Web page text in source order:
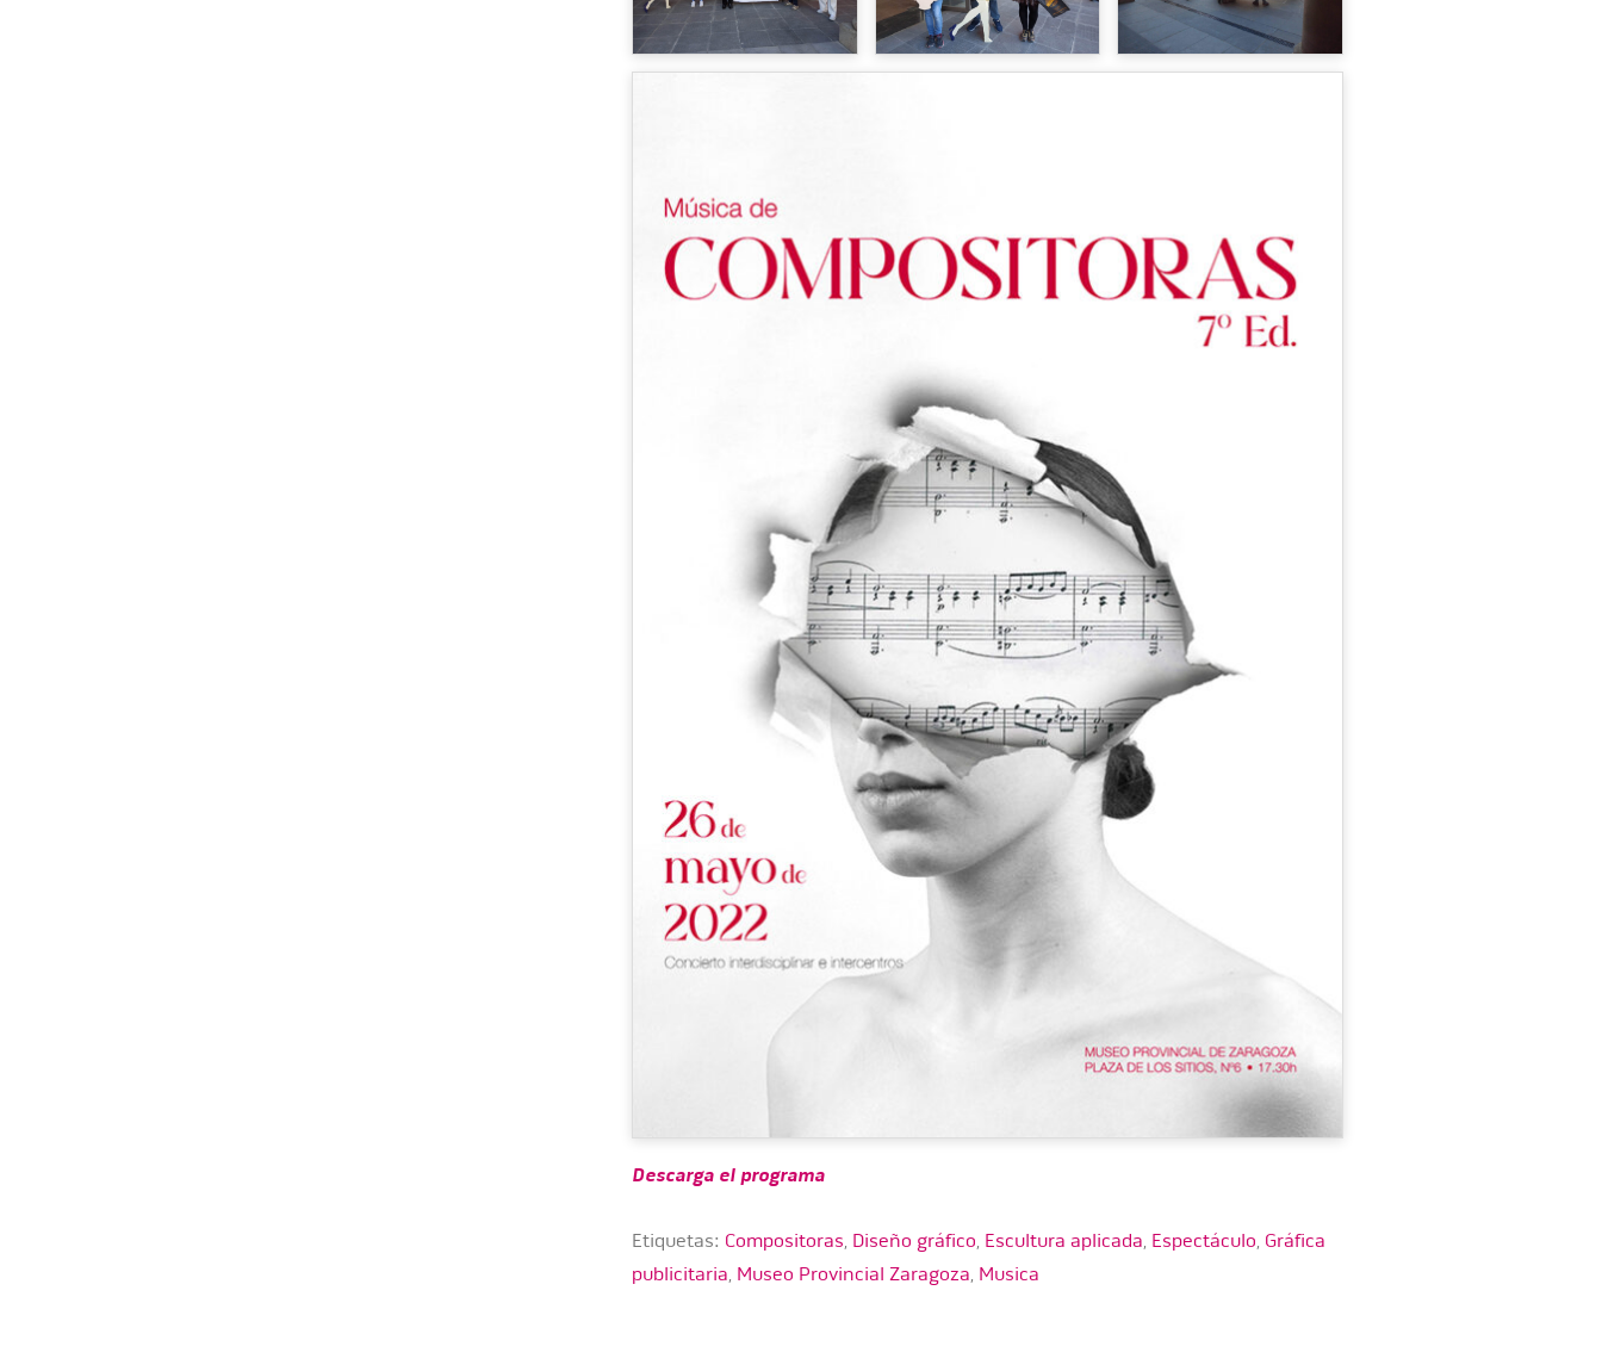
Descarga el programa
Etiquetas: Compositoras, Diseño gráfico, Escultura aplicada, Espectáculo, Gráfica
publicitaria, Museo Provincial Zaragoza, Musica